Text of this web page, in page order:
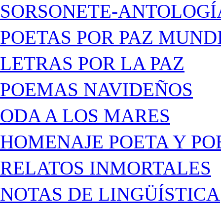
SORSONETE-
POETAS POR PAZ
LETRAS POR LA PAZ
POEMAS NAVIDEÑOS
ODA A LOS MARES
HOMENAJE POETA Y
RELATOS INMORTALES
NOTAS DE LINGÜÍSTICA